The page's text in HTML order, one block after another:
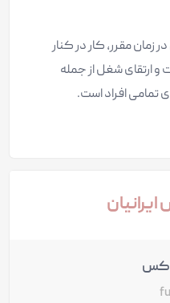
زمان مقرر، کار در کنار
و ارتقای شغل از جمله
تمامی افراد است.